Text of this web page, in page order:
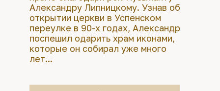
Александру Липницкому. Узнав об
открытии церкви в Успенском
переулке в 90-х годах, Александр
поспешил одарить храм иконами,
которые он собирал уже много
лет...